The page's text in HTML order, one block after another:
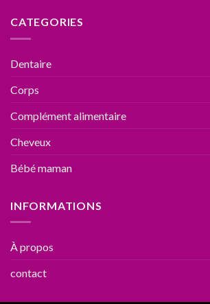
CATEGORIES
Dentaire
Corps
Complément alimentaire
Cheveux
Bébé maman
INFORMATIONS
À propos
contact